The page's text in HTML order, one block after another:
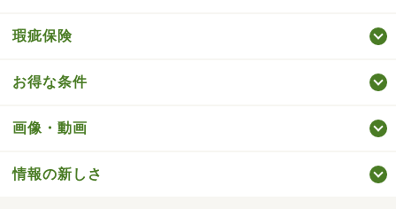
瑕疵保険
お得な条件
画像・動画
情報の新しさ